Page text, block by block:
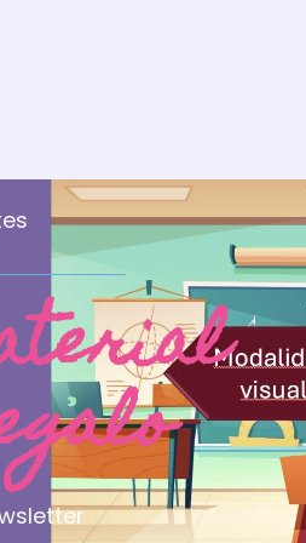
y condiciones
de Devoluciones de LOGOCUBE
privacidad